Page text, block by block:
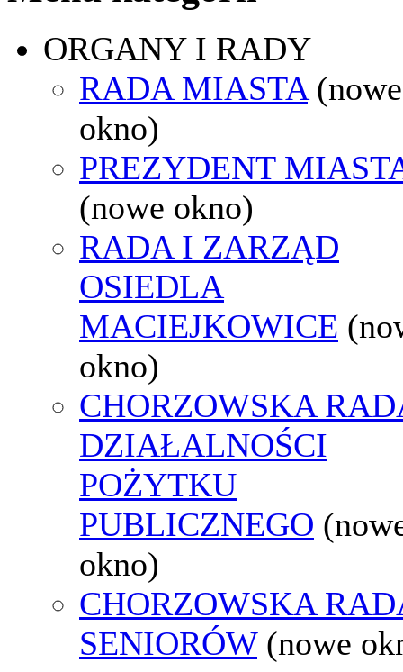
ORGANY I RADY
RADA MIASTA (nowe
okno)
PREZYDENT
(nowe okno)
RADA I ZARZĄD
OSIEDLA
MACIEJKOWICE
okno)
CHORZOWSKA
DZIAŁALNOŚCI
POŻYTKU
PUBLICZNEGO
okno)
CHORZOWSKA
SENIORÓW (nowe